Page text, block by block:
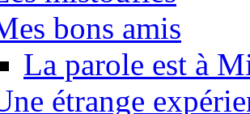
bons amis
La parole est à
étrange